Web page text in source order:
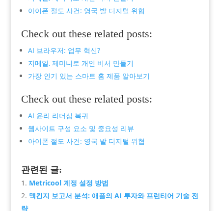
아이폰 절도 사건: 영국 발 디지털 위협
Check out these related posts:
AI 브라우저: 업무 혁신?
지메일, 제미니로 개인 비서 만들기
가장 인기 있는 스마트 홈 제품 알아보기
Check out these related posts:
AI 윤리 리더십 복귀
웹사이트 구성 요소 및 중요성 리뷰
아이폰 절도 사건: 영국 발 디지털 위협
관련된 글:
Metricool 계정 설정 방법
맥킨지 보고서 분석: 애플의 AI 투자와 프런티어 기술 전
략